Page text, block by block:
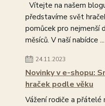
Vítejte na našem
představíme svět
pomůcek pro nejmenší
měsíců. V naší nabídce ...
24.11.2023
Novinky v e-shopu:
hraček podle věku
Vážení rodiče a přátelé